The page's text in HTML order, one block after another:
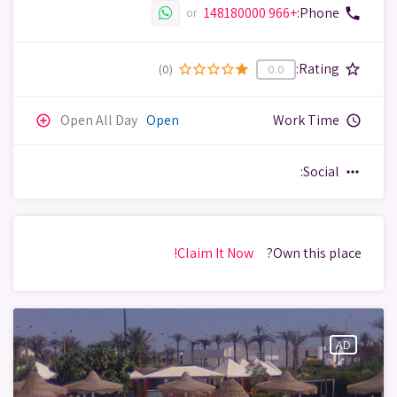
phone
Phone:
+966 148180000
or
star_border
Rating:
0.0
star
star_border
star_border
star_border
star_border
(0)
query_builder
Work Time
Open
Open All Day
add_circle_outline
more_horiz
Social:
Own this place?
Claim It Now!
AD